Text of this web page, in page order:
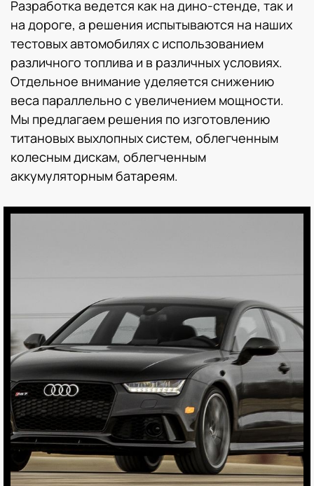
Разработка ведется как на дино-стенде, так и
на дороге, а решения испытываются на наших
тестовых автомобилях с использованием
различного топлива и в различных условиях.
Отдельное внимание уделяется снижению
веса параллельно с увеличением мощности.
Мы предлагаем решения по изготовлению
титановых выхлопных систем, облегченным
колесным дискам, облегченным
аккумуляторным батареям.